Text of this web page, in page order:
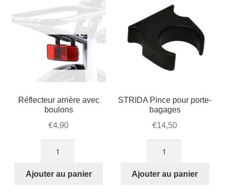
Réflecteur arrière avec
boulons
€4,90
Réflecteur
Ajouter au panier
STRIDA Pince pour porte-
bagages
€14,50
STRIDA
Ajouter au panier